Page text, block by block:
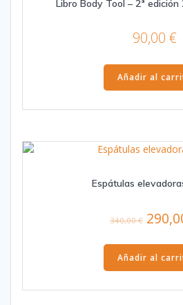
Libro Body Tool – 2ª
90,00 €
Añadir al
Espátulas
340,00€ El
era:
Añadir al